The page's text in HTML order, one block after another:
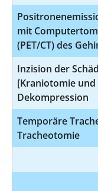
mit
(PET/CT) des
Inzision der
[Kraniotomie
Dekompression
Temporäre
Tracheotomie